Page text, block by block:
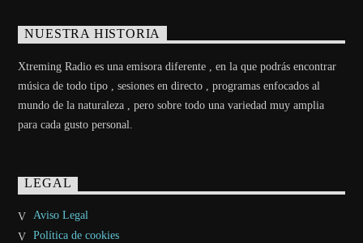
NUESTRA HISTORIA
Xtreming Radio es una emisora diferente , en la que podrás encontrar
música de todo tipo , sesiones en directo , programas enfocados al
mundo de la naturaleza , pero sobre todo una variedad muy amplia
para cada gusto personal.
LEGAL
Aviso Legal
Política de cookies